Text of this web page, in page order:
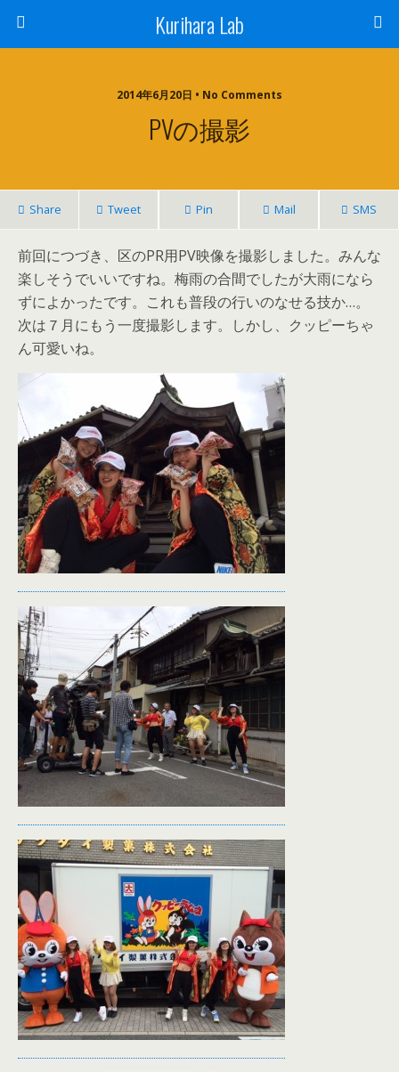
Kurihara Lab
2014年6月20日 • No Comments
PVの撮影
Share Tweet Pin Mail SMS
前回につづき、区のPR用PV映像を撮影しました。みんな
楽しそうでいいですね。梅雨の合間でしたが大雨になら
ずによかったです。これも普段の行いのなせる技か…。
次は７月にもう一度撮影します。しかし、クッピーちゃ
ん可愛いね。